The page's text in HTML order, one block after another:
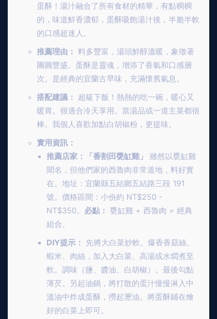
蛋酥！湯汁融合了所有食材的精華，有點稠稠
的，味道鮮香濃郁，蛋酥吸飽湯汁後，半脆半軟
的口感超迷人。
推薦理由： 料多豐富，湯頭鮮醇溫暖，象徵著
團圓豐盛。蛋酥是靈魂，增添了香氣和口感層
次。是經典的宜蘭古早味，充滿懷舊氣息。
搭配建議： 超級下飯！熱熱的吃一碗，暖心又
暖胃。很適合冷天享用。當湯品或一道主菜都很
棒。我個人喜歡加點白胡椒粉，更提味。
實用資訊：
推薦店家：「番割田甕缸雞」
雖然以甕缸雞
聞名，但他們家的西魯肉非常道地，料好實
在。地址：宜蘭縣五結鄉五結路三段 191
號。價格區間：小份約 NT$250 -
NT$350。 必點： 甕缸雞 + 西魯肉 = 經典
組合。
DIY提示： 先將大白菜炒軟。爆香香菇絲、
蝦米、肉絲，加入大白菜、高湯或水燜煮至
軟。調味（鹽、醬油、白胡椒）。最後勾點
薄芡。另起油鍋，將打散的蛋汁慢慢淋入中
溫油中炸成蛋酥，撈起瀝油。將蛋酥鋪在燴
好的白菜上即可。